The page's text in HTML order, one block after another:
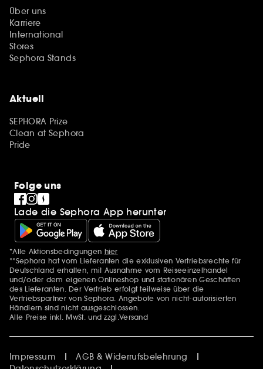
Über uns
Karriere
International
Stores
Sephora Stands
Aktuell
SEPHORA Prize
Clean at Sephora
Pride
Folge uns
Lade die Sephora App herunter
Zusätzlich Erwähnungen
*Alle Aktionsbedingungen hier
**Sephora hat vom Lieferanten die exklusiven Vertriebsrechte für
Deutschland erhalten, mit Ausnahme vom Reiseeinzelhandel
und/oder dem eigenen Onlineshop und stationären Geschäften
des Lieferanten. Der Vertrieb erfolgt teilweise über die
Vertriebspartner von Sephora. Angebote von nicht-autorisierten
Händlern sind nicht ausgeschlossen.
Alle Preise inkl. MwSt. und zzgl.Versand
Impressum
AGB & Widerrufsbelehrung